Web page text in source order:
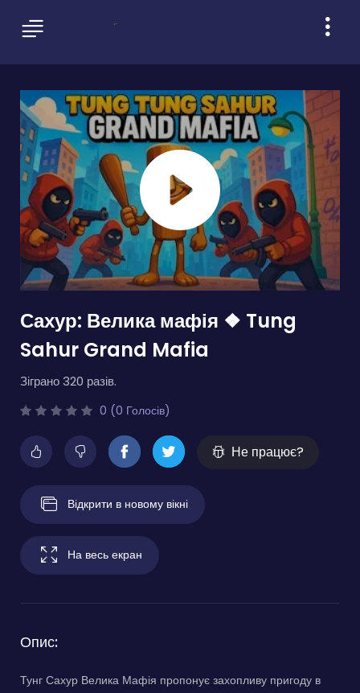
Сахур: Велика мафія ❖ Tung
Sahur Grand Mafia
Зіграно 320 разів.
0 (0 Голосів)
Не працює?
Відкрити в новому вікні
На весь екран
Опис:
Тунг Сахур Велика Мафія пропонує захопливу пригоду в